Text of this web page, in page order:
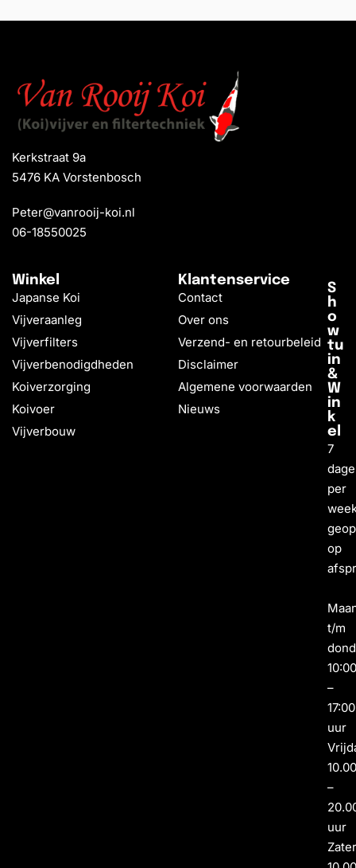
Kerkstraat 9a
5476 KA Vorstenbosch
Peter@vanrooij-koi.nl
06-18550025
Winkel
Japanse Koi
Vijveraanleg
Vijverfilters
Vijverbenodigdheden
Koiverzorging
Koivoer
Vijverbouw
Klantenservice
Contact
Over ons
Verzend- en retourbeleid
Disclaimer
Algemene voorwaarden
Nieuws
S
h
o
w
tu
in
&
W
in
k
el
7
per
op
t/m
–
17:00
uur
–
uur